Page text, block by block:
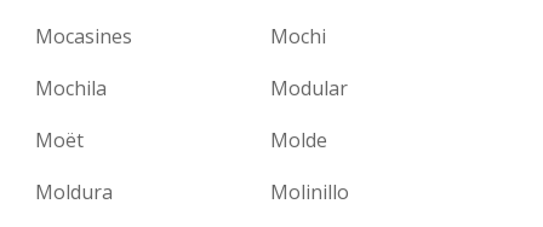
Mocasines
Mochi
Mochila
Modular
Moët
Molde
Moldura
Molinillo